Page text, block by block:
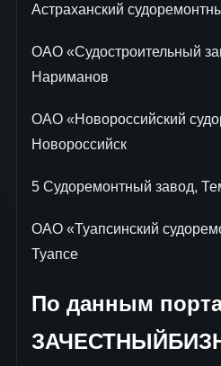
Астраханский
ОАО «Судостроительный
Нариманов
ОАО «Новороссийский
Новороссийск
5 Судоремонтный завод,
ОАО «Туапсинский
Туапсе
По данным